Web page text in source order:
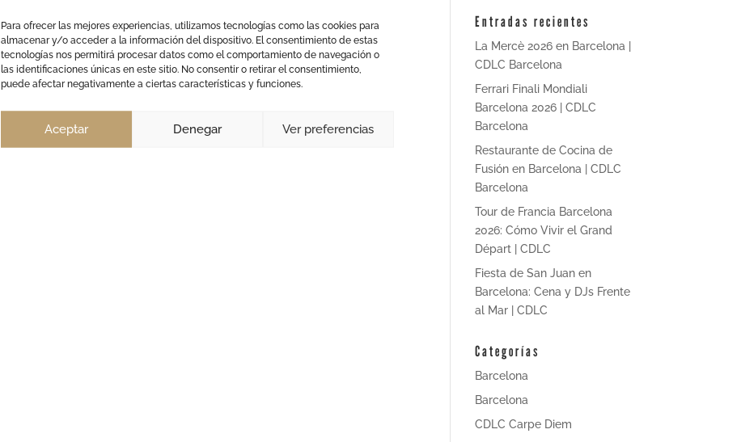
Para ofrecer las mejores experiencias, utilizamos tecnologías como las cookies para
almacenar y/o acceder a la información del dispositivo. El consentimiento de estas
tecnologías nos permitirá procesar datos como el comportamiento de navegación o
las identificaciones únicas en este sitio. No consentir o retirar el consentimiento,
puede afectar negativamente a ciertas características y funciones.
Aceptar Denegar Ver preferencias
Entradas recientes
La Mercè 2026 en Barcelona |
CDLC Barcelona
Ferrari Finali Mondiali
Barcelona 2026 | CDLC
Barcelona
Restaurante de Cocina de
Fusión en Barcelona | CDLC
Barcelona
Tour de Francia Barcelona
2026: Cómo Vivir el Grand
Départ | CDLC
Fiesta de San Juan en
Barcelona: Cena y DJs Frente
al Mar | CDLC
Categorías
Barcelona
Barcelona
CDLC Carpe Diem